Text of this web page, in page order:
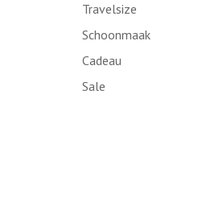
Travelsize
Schoonmaak
Cadeau
Sale